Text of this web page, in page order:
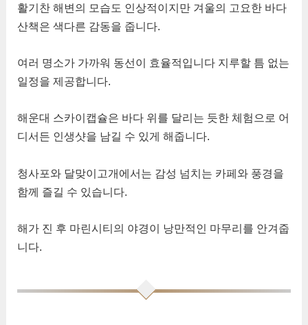
활기찬 해변의 모습도 인상적이지만 겨울의 고요한 바다
산책은 색다른 감동을 줍니다.
여러 명소가 가까워 동선이 효율적입니다 지루할 틈 없는
일정을 제공합니다.
해운대 스카이캡슐은 바다 위를 달리는 듯한 체험으로 어
디서든 인생샷을 남길 수 있게 해줍니다.
청사포와 달맞이고개에서는 감성 넘치는 카페와 풍경을
함께 즐길 수 있습니다.
해가 진 후 마린시티의 야경이 낭만적인 마무리를 안겨줍
니다.